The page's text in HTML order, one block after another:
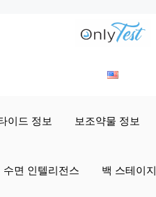
이드 정보 보조약물 정보
수면 인텔리전스 백 스테이지